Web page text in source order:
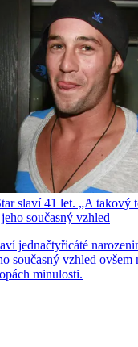
slaví 41 let. „A takový
současný vzhled
jednačtyřicáté
současný vzhled
minulosti.